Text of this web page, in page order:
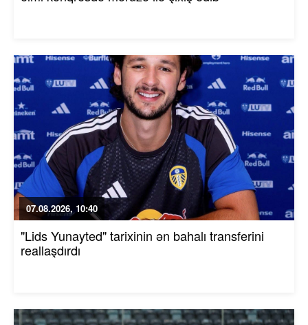
07.08.2026, 10:40
"Lids Yunayted" tarixinin ən bahalı transferini
reallaşdırdı